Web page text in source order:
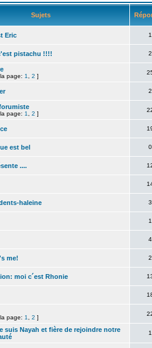
Sujets
Eric 1
pistachu !!!! 2
page: 1 2 ]
2
page: 1 2 ]
est bel 0
....
haleine 3
1
4
me! 2
moi c´est Rhonie
page: 1 2 ]
suis Nayah et fière de rejoindre notre
1